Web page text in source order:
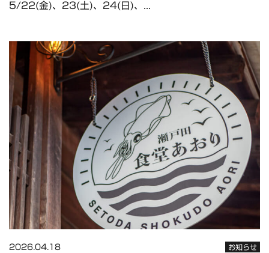
5/22(金)、23(土)、24(日)、...
2026.04.18 お知らせ